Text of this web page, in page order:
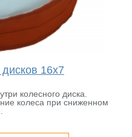
16х7
колесного диска.
колеса при сниженном